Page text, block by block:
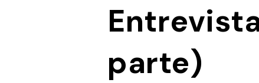
parte)